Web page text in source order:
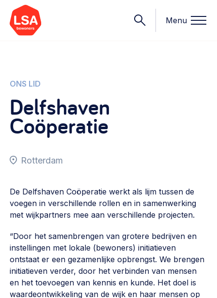
Menu
Onderwerpen
Starten van een initiatief
Rechtsvormen, positionering, organisatiemodellen >
Financiën
Financieringsvormen, administratie, begroting en omzet >
Organisatie en beheer
Bestuur, horeca, evenementen, verhuur en communicatie >
Vrijwilligers en medewerkers
Werving, contracten en vergoedingen, betaalde krachten
>
Eigen gebouw
Huren of kopen, maatschappelijk vastgoed,
ontmoetingsplekken >
Wat we doen
Nieuws
Bijeenkomsten
Team
Lid worden
ONS LID
Delfshaven
Coöperatie
Rotterdam
De Delfshaven Coöperatie werkt als lijm tussen de
voegen in verschillende rollen en in samenwerking
met wijkpartners mee aan verschillende projecten.
“Door het samenbrengen van grotere bedrijven en
instellingen met lokale (bewoners) initiatieven
ontstaat er een gezamenlijke opbrengst. We brengen
initiatieven verder, door het verbinden van mensen
en het toevoegen van kennis en kunde. Het doel is
waardeontwikkeling van de wijk en haar mensen op